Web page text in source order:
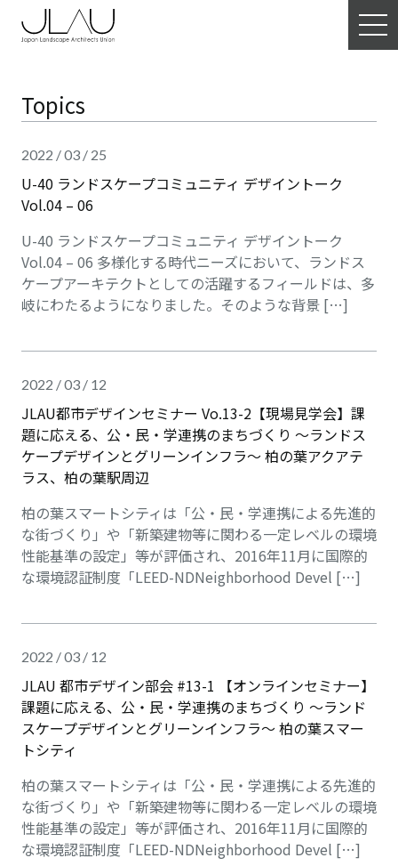
Topics
2022 / 03 / 25
U-40 ランドスケープコミュニティ デザイントーク
Vol.04 – 06
U-40 ランドスケープコミュニティ デザイントーク
Vol.04 – 06 多様化する時代ニーズにおいて、ランドス
ケープアーキテクトとしての活躍するフィールドは、多
岐にわたるようになりました。そのような背景 […]
2022 / 03 / 12
JLAU都市デザインセミナー Vo.13-2【現場見学会】課
題に応える、公・民・学連携のまちづくり ～ランドス
ケープデザインとグリーンインフラ～ 柏の葉アクアテ
ラス、柏の葉駅周辺
柏の葉スマートシティは「公・⺠・学連携による先進的
な街づくり」や「新築建物等に関わる⼀定レベルの環境
性能基準の設定」等が評価され、2016年11⽉に国際的
な環境認証制度「LEED-NDNeighborhood Devel […]
2022 / 03 / 12
JLAU 都市デザイン部会 #13-1 【オンラインセミナー】
課題に応える、公・民・学連携のまちづくり ～ランド
スケープデザインとグリーンインフラ～ 柏の葉スマー
トシティ
柏の葉スマートシティは「公・⺠・学連携による先進的
な街づくり」や「新築建物等に関わる⼀定レベルの環境
性能基準の設定」等が評価され、2016年11⽉に国際的
な環境認証制度「LEED-NDNeighborhood Devel […]